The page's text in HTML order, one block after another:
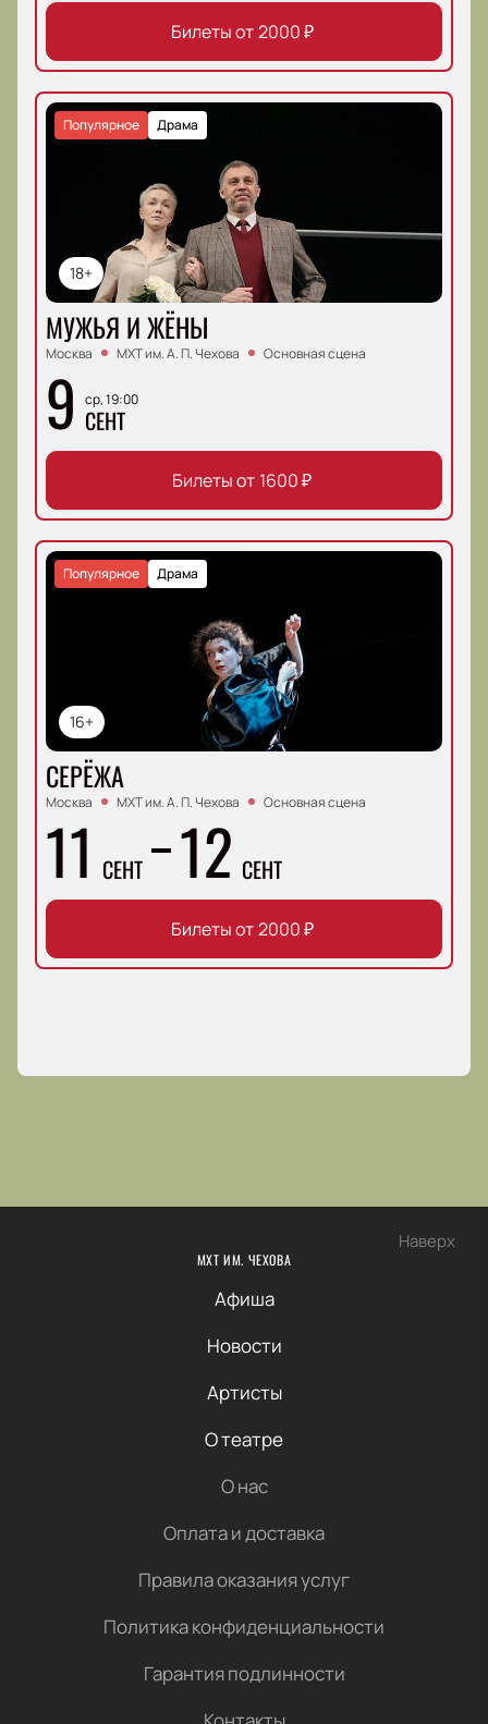
Билеты от 2000₽
18+
Драма
Популярное
МУЖЬЯ И ЖЁНЫ
Москва МХТ им. А. П. Чехова Основная сцена
9 ср, 19:00
СЕНТ
Билеты от 1600₽
16+
Драма
Популярное
СЕРЁЖА
Москва МХТ им. А. П. Чехова Основная сцена
11 СЕНТ 12 СЕНТ
Билеты от 2000₽
Наверх
МХТ ИМ. ЧЕХОВА
Афиша
Новости
Артисты
О театре
О нас
Оплата и доставка
Правила оказания услуг
Политика конфиденциальности
Гарантия подлинности